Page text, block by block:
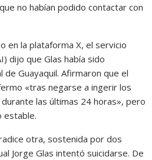
no habían podido contactar con
en la plataforma X, el servicio
dijo que Glas había sido
Guayaquil. Afirmaron que el
«tras negarse a ingerir los
las últimas 24 horas», pero
estable.
otra, sostenida por dos
Jorge Glas intentó suicidarse. De